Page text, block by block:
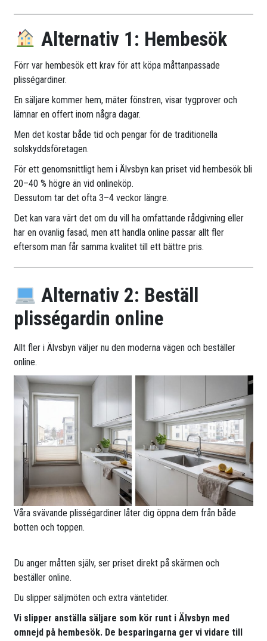
Alternativ 1: Hembesök
Förr var hembesök ett krav för att köpa måttanpassade
plisségardiner.
En säljare kommer hem, mäter fönstren, visar tygprover och
lämnar en offert inom några dagar.
Men det kostar både tid och pengar för de traditionella
solskyddsföretagen.
För ett genomsnittligt hem i Älvsbyn kan priset vid hembesök bli
20–40 % högre än vid onlineköp.
Dessutom tar det ofta 3–4 veckor längre.
Det kan vara värt det om du vill ha omfattande rådgivning eller
har en ovanlig fasad, men att handla online passar allt fler
eftersom man får samma kvalitet till ett bättre pris.
Alternativ 2: Beställ
plisségardin online
Allt fler i Älvsbyn väljer nu den moderna vägen och beställer
online.
Våra svävande plisségardiner låter dig öppna dem från både
botten och toppen.
Du anger måtten själv, ser priset direkt på skärmen och
beställer online.
Du slipper säljmöten och extra väntetider.
Vi slipper anställa säljare som kör runt i Älvsbyn med
omnejd på hembesök. De besparingarna ger vi vidare till